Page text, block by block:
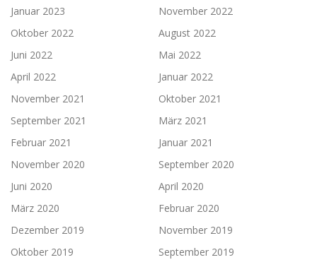
Januar 2023
November 2022
Oktober 2022
August 2022
Juni 2022
Mai 2022
April 2022
Januar 2022
November 2021
Oktober 2021
September 2021
März 2021
Februar 2021
Januar 2021
November 2020
September 2020
Juni 2020
April 2020
März 2020
Februar 2020
Dezember 2019
November 2019
Oktober 2019
September 2019